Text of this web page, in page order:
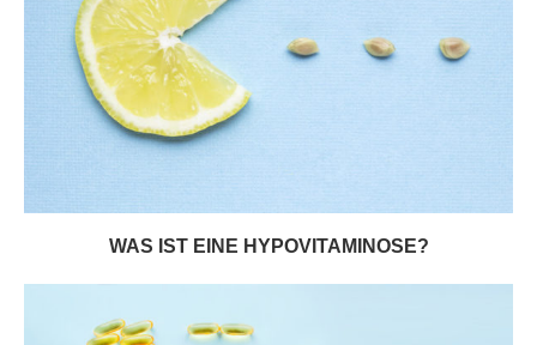
WAS IST EINE HYPOVITAMINOSE?